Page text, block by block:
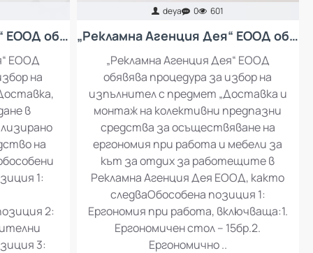
„Рекламна Агенция Дея“ ЕООД обявява процедура за избор на изпълнител с предмет: Доставка, инсталация и въвеждане в експлоатация на специализирано оборудване за производство на рекламни материали
ЕООД
на
в
на
1:
2:
3:
deya 0 601
„Рекламна Агенция Дея“ ЕООД обявява процедура за избор на изпълнител с предмет „Доставка и монтаж на колективни предпазни средства за осъществяване на ергономия при работа и мебели за кът за отдих за работещите в Рекламна Агенция Дея ЕООД
„Рекламна Агенция Дея“ ЕООД
обявява процедура за избор на
изпълнител с предмет „Доставка и
монтаж на колективни предпазни
средства за осъществяване на
ергономия при работа и мебели за
кът за отдих за работещите в
Рекламна Агенция Дея ЕООД, както
следваОбособена позиция 1:
Ергономия при работа, включваща:1.
Ергономичен стол – 15бр.2.
Ергономично ..